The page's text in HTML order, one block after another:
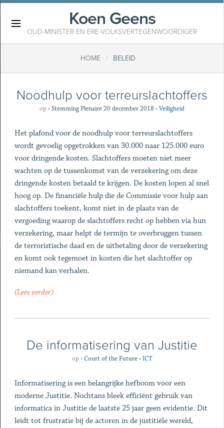
Koen Geens
OUD-MINISTER EN ERE-VOLKSVERTEGENWOORDIGER
HOME / BELEID
Noodhulp voor terreurslachtoffers
op•Stemming Plenaire 20 december 2018•Veiligheid
Het plafond voor de noodhulp voor terreurslachtoffers
wordt gevoelig opgetrokken van 30.000 naar 125.000 euro
voor dringende kosten. Slachtoffers moeten niet meer
wachten op de tussenkomst van de verzekering om deze
dringende kosten betaald te krijgen. De kosten lopen al snel
hoog op. De financiële hulp die de Commissie voor hulp aan
slachtoffers toekent, komt niet in de plaats van de
vergoeding waarop de slachtoffers recht op hebben via hun
verzekering, maar helpt de termijn te overbruggen tussen
de terroristische daad en de uitbetaling door de verzekering
en komt ook tegemoet in kosten die het slachtoffer op
niemand kan verhalen.
(Lees verder)
​De informatisering van Justitie
op•Court of the Future•ICT
Informatisering is een belangrijke hefboom voor een
moderne Justitie. Nochtans bleek efficiënt gebruik van
informatica in Justitie de laatste 25 jaar geen evidentie. Dit
leidt tot frustratie bij de actoren in de justitiële wereld,